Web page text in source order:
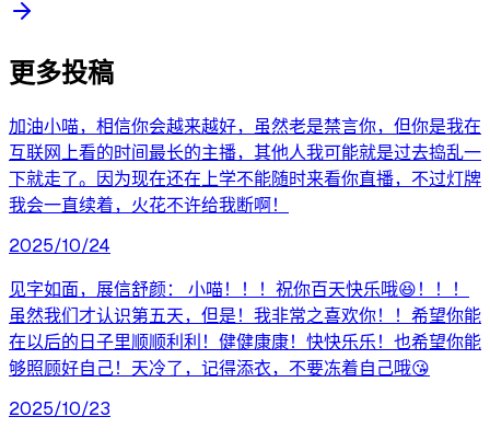
更多投稿
加油小喵，相信你会越来越好，虽然老是禁言你，但你是我在
互联网上看的时间最长的主播，其他人我可能就是过去捣乱一
下就走了。因为现在还在上学不能随时来看你直播，不过灯牌
我会一直续着，火花不许给我断啊！
2025/10/24
见字如面，展信舒颜： 小喵！！！祝你百天快乐哦😆！！！
虽然我们才认识第五天，但是！我非常之喜欢你！！希望你能
在以后的日子里顺顺利利！健健康康！快快乐乐！也希望你能
够照顾好自己！天冷了，记得添衣，不要冻着自己哦😘
2025/10/23